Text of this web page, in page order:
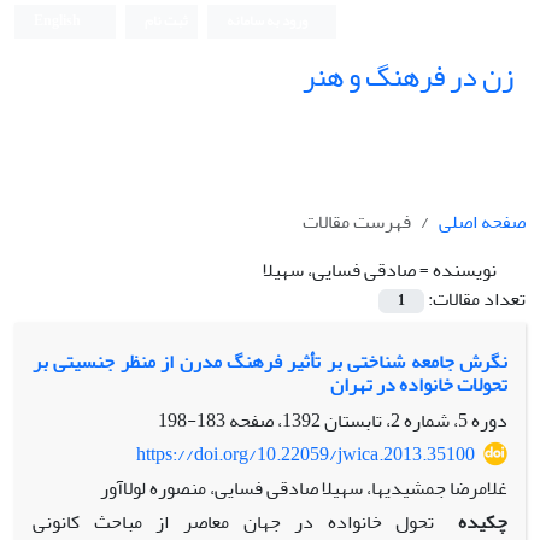
زن در فرهنگ و هنر
صفحه اصلی
فهرست مقالات
نویسنده =صادقی فسایی، سهیلا
تعداد مقالات:
1
نگرش جامعه شناختی بر تأثیر فرهنگ مدرن از منظر جنسیتی بر
تحولات خانواده در تهران
دوره 5، شماره 2، تابستان 1392، صفحه
183-198
https://doi.org/10.22059/jwica.2013.35100
غلامرضا جمشیدیها، سهیلا صادقی فسایی، منصوره لولاآور
چکیده
تحول خانواده در جهان معاصر از مباحث کانونی